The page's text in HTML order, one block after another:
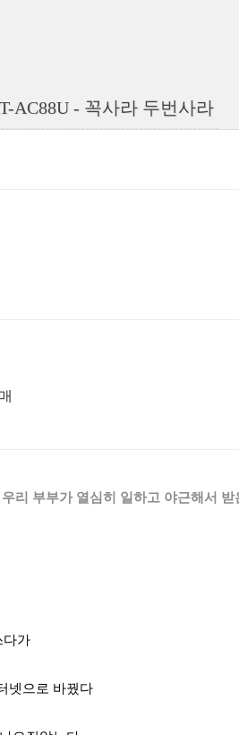
AC88U - 꼭사라 두번사라
매
리 부부가 열심히 일하고 야근해서 받
다가
넷으로 바꿨다